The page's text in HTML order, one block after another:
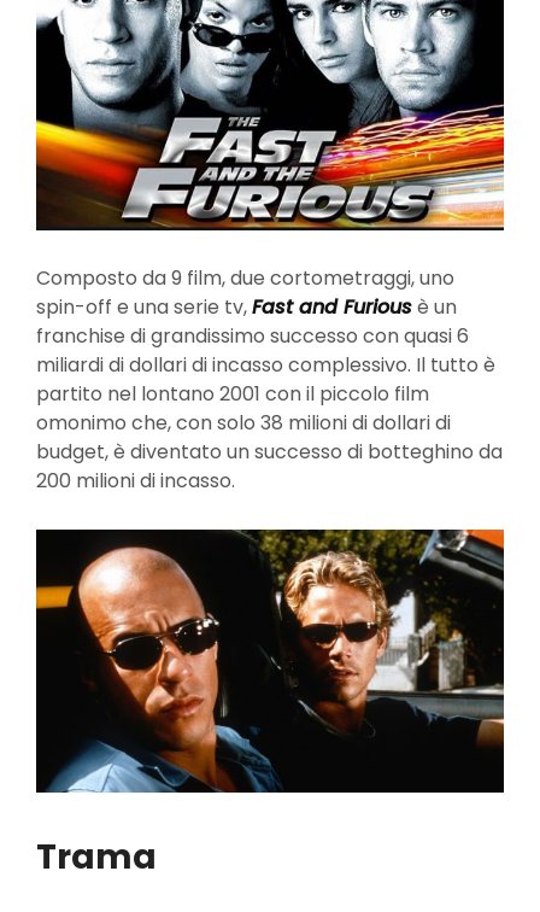
Composto da 9 film, due cortometraggi, uno
spin-off e una serie tv,Fast and Furiousè un
franchise di grandissimo successo con quasi 6
miliardi di dollari di incasso complessivo. Il tutto è
partito nel lontano 2001 con il piccolo film
omonimo che, con solo 38 milioni di dollari di
budget, è diventato un successo di botteghino da
200 milioni di incasso.
Trama